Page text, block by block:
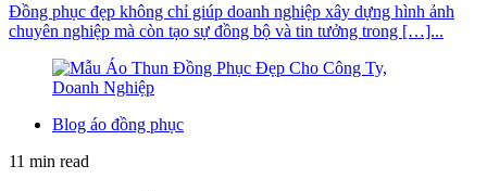
Đồng phục đẹp không chỉ giúp doanh nghiệp xây dựng hình ảnh
chuyên nghiệp mà còn tạo sự đồng bộ và tin tưởng trong […]...
Blog áo đồng phục
11 min read